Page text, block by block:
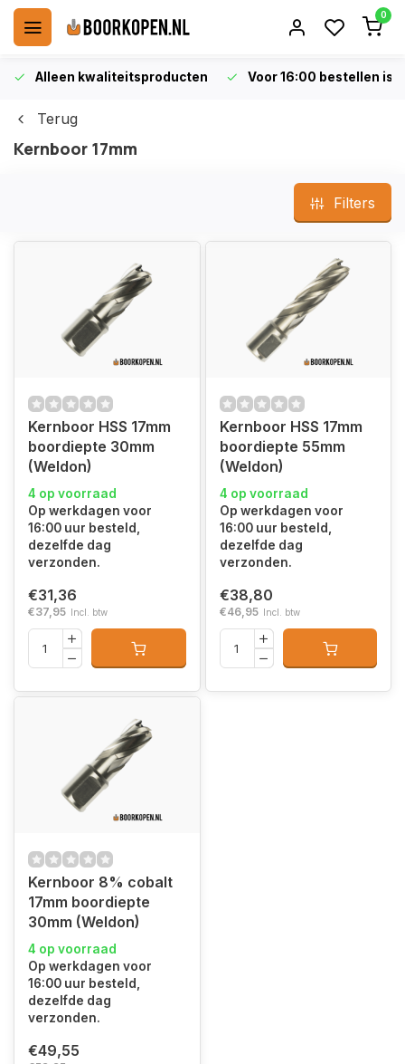
0
Alleen kwaliteitsproducten Voor 16:00 bestellen is
Terug
Kernboor 17mm
Filters
Kernboor HSS 17mm
boordiepte 30mm
(Weldon)
4 op voorraad
Op werkdagen voor
16:00 uur besteld,
dezelfde dag
verzonden.
€31,36
€37,95 Incl. btw
Kernboor HSS 17mm
boordiepte 55mm
(Weldon)
4 op voorraad
Op werkdagen voor
16:00 uur besteld,
dezelfde dag
verzonden.
€38,80
€46,95 Incl. btw
Kernboor 8% cobalt
17mm boordiepte
30mm (Weldon)
4 op voorraad
Op werkdagen voor
16:00 uur besteld,
dezelfde dag
verzonden.
€49,55